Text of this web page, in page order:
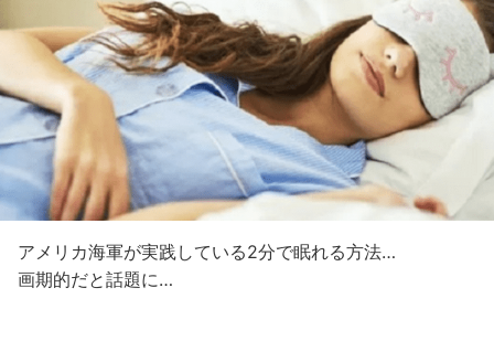
アメリカ海軍が実践している2分で眠れる方法…
画期的だと話題に…